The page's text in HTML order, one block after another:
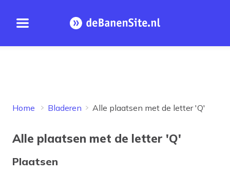
Open menu Homepage
Home Bladeren Alle plaatsen met de letter 'Q'
Alle plaatsen met de letter 'Q'
Plaatsen